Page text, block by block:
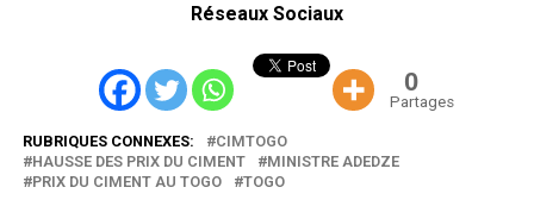
Réseaux Sociaux
0
Partages
RUBRIQUES CONNEXES:
CIMTOGO
HAUSSE DES PRIX DU CIMENT
MINISTRE ADEDZE
PRIX DU CIMENT AU TOGO
TOGO